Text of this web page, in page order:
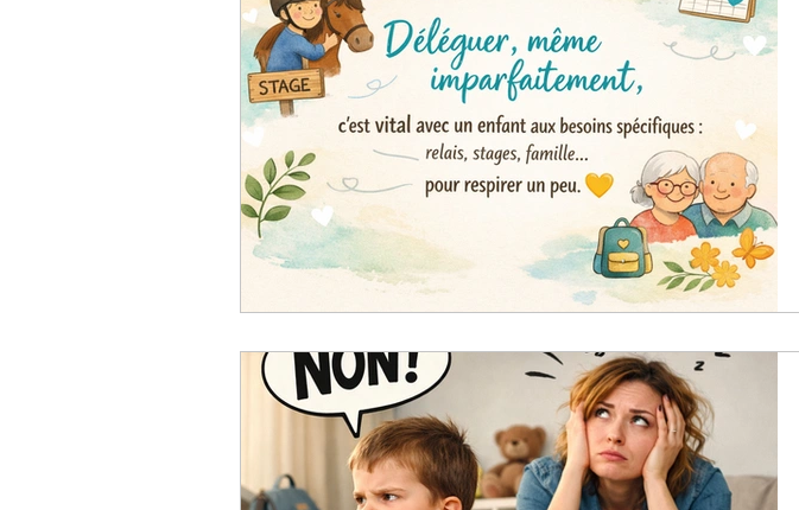
Audio chaîne YouTube Ateliers EFT via zoom